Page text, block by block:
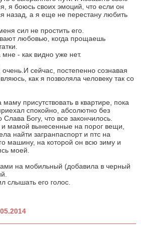
я боюсь своих эмоций, что если он
назад, а я еще не перестану любить
сил не простить его.
любовью, когда прощаешь
- как видно уже нет.
сейчас, постепенно сознавая
как я позволяла человеку так со
присутствовать в квартире, пока
спокойно, абсолютно без
Богу, что все закончилось.
мамой вынесенные на порог вещи,
найти загранпаспорт и птс на
машину, на которой он всю зиму и
моей.
на мобильный (добавила в черный
слышать его голос.